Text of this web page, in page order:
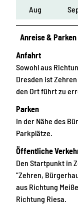
Aug
Anreise & Parken
Anfahrt
Sowohl aus
Dresden ist
den Ort führt zu
Parken
In der Nähe des
Parkplätze.
Öffentliche
Den Startpunkt in
"Zehren,
aus Richtung
Richtung Riesa.